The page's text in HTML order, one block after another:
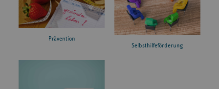
Prävention
Selbsthilfeförderung